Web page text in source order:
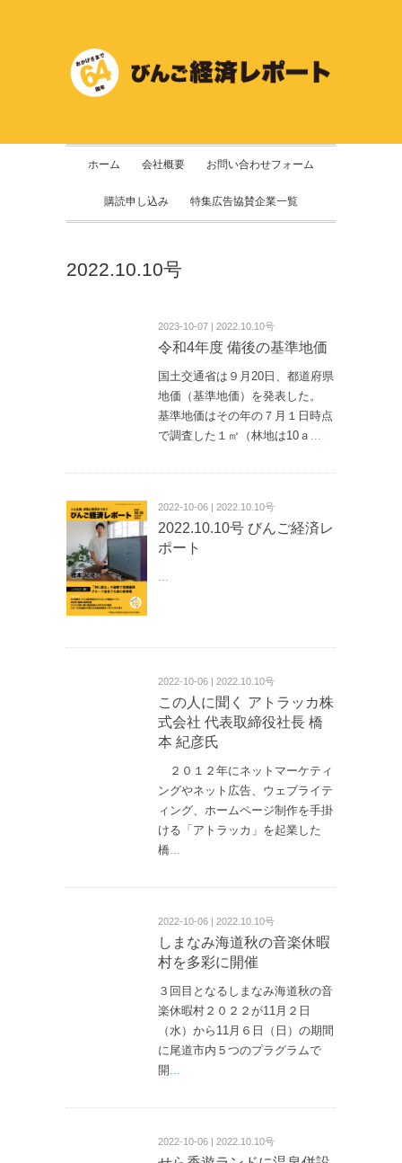
ホーム 会社概要 お問い合わせフォーム
購読申し込み 特集広告協賛企業一覧
2022.10.10号
2023-10-07 | 2022.10.10号
令和4年度 備後の基準地価
国土交通省は９月20日、都道府県
地価（基準地価）を発表した。
基準地価はその年の７月１日時点
で調査した１㎡（林地は10ａ ...
2022-10-06 | 2022.10.10号
2022.10.10号 びんご経済レ
ポート
...
2022-10-06 | 2022.10.10号
この人に聞く アトラッカ株
式会社 代表取締役社長 橋
本 紀彦氏
２０１２年にネットマーケティ
ングやネット広告、ウェブライテ
ィング、ホームページ制作を手掛
ける「アトラッカ」を起業した
橋
2022-10-06 | 2022.10.10号
しまなみ海道秋の音楽休暇
村を多彩に開催
３回目となるしまなみ海道秋の音
楽休暇村２０２２が11月２日
（水）から11月６日（日）の期間
に尾道市内５つのプラグラムで
開
2022-10-06 | 2022.10.10号